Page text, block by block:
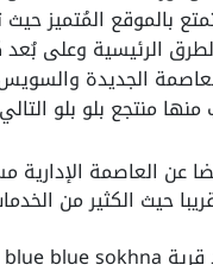
بالموقع المُتميز
الرئيسية وعلى بُعد
الجديدة
منتجع بلو بلو
عن العاصمة الإدارية
حيث الكثير من